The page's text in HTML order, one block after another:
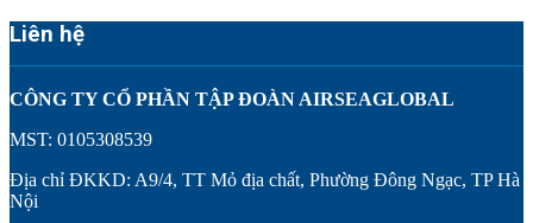
Liên hệ
CÔNG TY CỔ PHẦN TẬP ĐOÀN AIRSEAGLOBAL
MST: 0105308539
Địa chỉ ĐKKD: A9/4, TT Mỏ địa chất, Phường Đông Ngạc, TP Hà
Nội